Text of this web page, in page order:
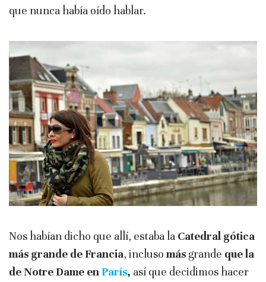
que nunca había oído hablar.
Nos habían dicho que allí, estaba la Catedral gótica
más grande de Francia, incluso más grande que la
de Notre Dame en París, así que decidimos hacer